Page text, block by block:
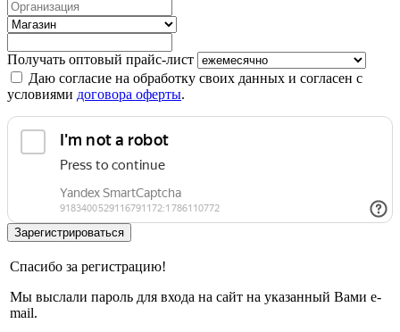
Получать оптовый прайс-лист
Даю согласие на обработку своих данных и согласен с
условиями договора оферты.
Спасибо за регистрацию!
Мы выслали пароль для входа на сайт на указанный Вами e-
mail.